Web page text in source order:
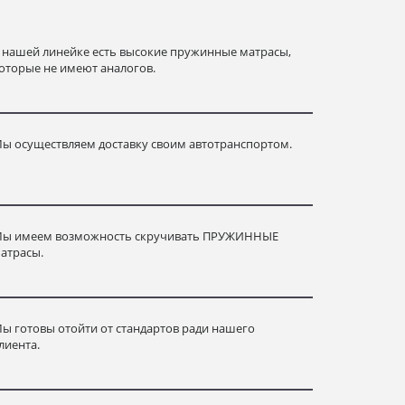
нашей линейке есть высокие пружинные матрасы,
не имеют аналогов.
осуществляем доставку своим автотранспортом.
имеем возможность скручивать ПРУЖИННЫЕ
готовы отойти от стандартов ради нашего